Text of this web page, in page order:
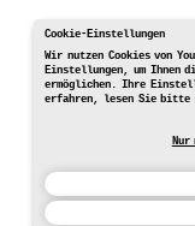
Cookie-Einstellungen
Wir nutzen Cookies von
Einstellungen, um Ihnen
ermöglichen. Ihre
erfahren, lesen Sie bitte
Nur